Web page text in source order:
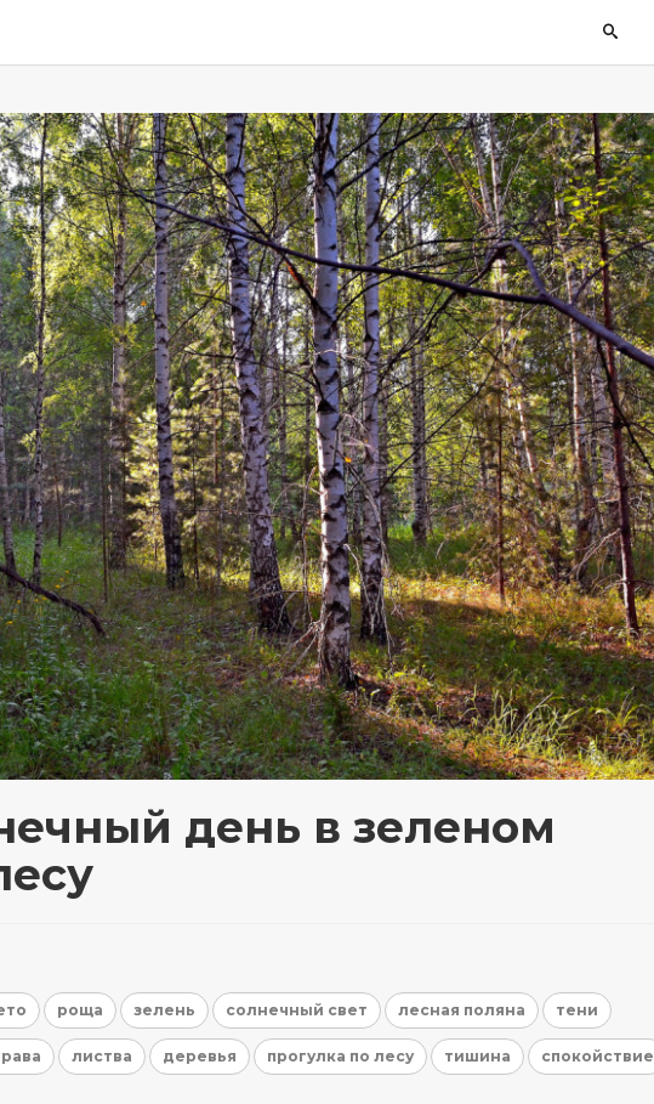
день в зеленом
роща зелень солнечный свет лесная поляна тени
листва деревья прогулка по лесу тишина спокойствие